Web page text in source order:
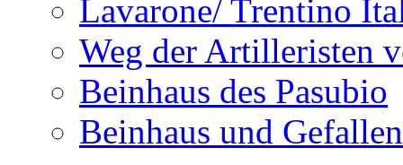
Lavarone/ Trentino
Weg der Artilleristen
Beinhaus des Pasubio
Beinhaus und